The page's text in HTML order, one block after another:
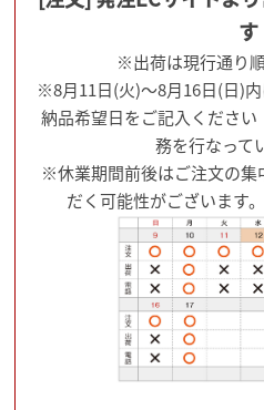
す
※出荷は現行通り順
※8月11日(火)～8月16日(日)
納品希望日をご記入くださ
務を行なって
※休業期間前後はご注文の集
だく可能性がございます